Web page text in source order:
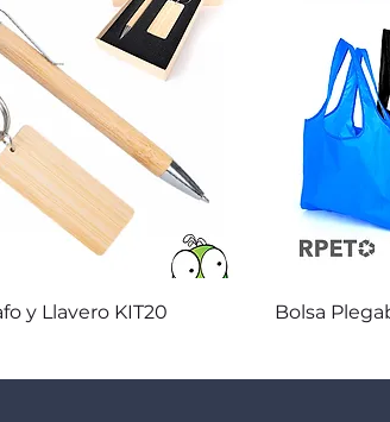
Vista rápida
y Llavero KIT20 Bolsa